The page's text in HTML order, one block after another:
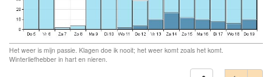
Het weer is mijn passie. Klagen doe ik nooit; het weer komt zoals het komt.
Winterliefhebber in hart en nieren.